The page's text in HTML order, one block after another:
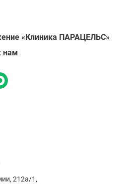
«Клиника ПАРАЦЕЛЬС»
нам
212а/1,